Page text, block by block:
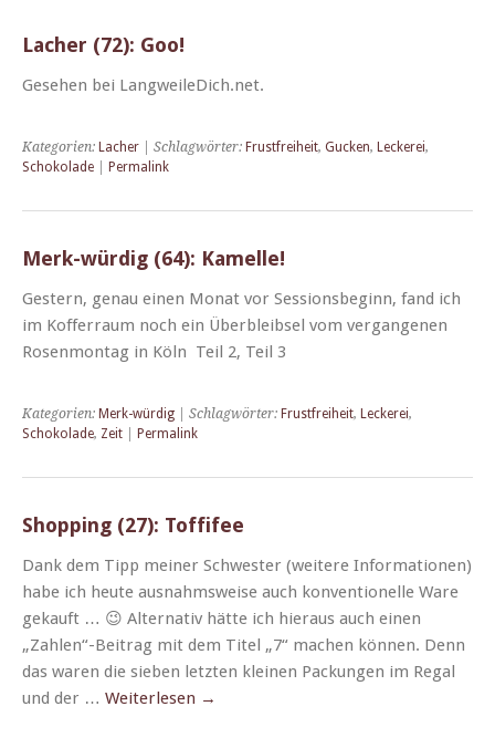
Lacher (72): Goo!
Gese­hen bei LangweileDich.net.
Kategorien: Lacher | Schlagwörter: Frustfreiheit, Gucken, Leckerei,
Schokolade
Permalink
Merk-würdig (64): Kamelle!
Gestern, genau einen Monat vor Ses­sions­be­ginn, fand ich
im Kof­fer­raum noch ein Überbleib­sel vom ver­gan­genen
Rosen­mon­tag in Köln Teil 2, Teil 3
Kategorien: Merk-würdig | Schlagwörter: Frustfreiheit, Leckerei,
Schokolade, Zeit Permalink
Shopping (27): Toffifee
Dank dem Tipp mein­er Schwest­er (weit­ere Infor­ma­tio­nen)
habe ich heute aus­nahm­sweise auch kon­ven­tionelle Ware
gekauft … 😉 Alter­na­tiv hätte ich hier­aus auch einen
„Zahlen“-Beitrag mit dem Titel „7“ machen kön­nen. Denn
das waren die sieben let­zten kleinen Pack­un­gen im Regal
und der … Weit­er­lesen →